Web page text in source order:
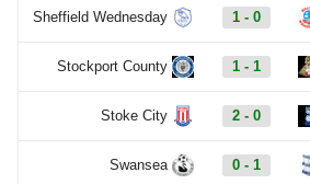
Sheffield Wednesday 1 - 0
Stockport County 1 - 1
Stoke City 2 - 0
Swansea 0 - 1